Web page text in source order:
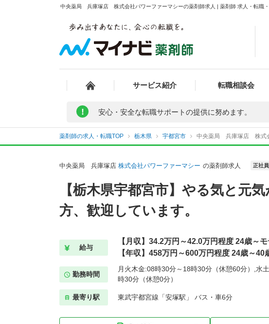
中央薬局 兵庫塚店 株式会社パワーファーマシーの薬剤師求人 | 薬剤師 求人・転職・
サービス紹介 転職相談会
! 安心・安全な転職サポートの提供に努めます。
薬剤師の求人・転職TOP 栃木県 宇都宮市 中央薬局 兵庫塚店 株式
中央薬局 兵庫塚店 株式会社パワーファーマシー の薬剤師求人 正社員
【栃木県宇都宮市】やる気と元
方、歓迎しています。
給与
【月収】34.2万円～42.0万円程度 24歳～
【年収】458万円～600万円程度 24歳～40
勤務時間
月火木金:08時30分～18時30分（休憩60分）,水
時30分（休憩0分）
最寄り駅 東武宇都宮線「安塚駅」 バス・車6分